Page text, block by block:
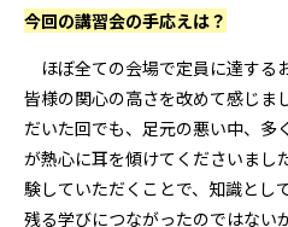
――今回の講習会の手応えは？
ほぼ全ての会場で定員に達する
皆様の関心の高さを改めて感じま
だいた回でも、足元の悪い中、多
が熱心に耳を傾けてくださいまし
験していただくことで、知識とし
残る学びにつながったのではない